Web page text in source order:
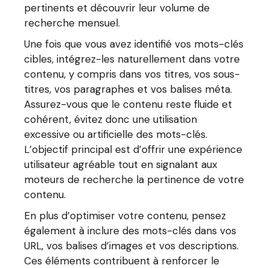
pertinents et découvrir leur volume de
recherche mensuel.
Une fois que vous avez identifié vos mots-clés
cibles, intégrez-les naturellement dans votre
contenu, y compris dans vos titres, vos sous-
titres, vos paragraphes et vos balises méta.
Assurez-vous que le contenu reste fluide et
cohérent, évitez donc une utilisation
excessive ou artificielle des mots-clés.
L’objectif principal est d’offrir une expérience
utilisateur agréable tout en signalant aux
moteurs de recherche la pertinence de votre
contenu.
En plus d’optimiser votre contenu, pensez
également à inclure des mots-clés dans vos
URL, vos balises d’images et vos descriptions.
Ces éléments contribuent à renforcer le